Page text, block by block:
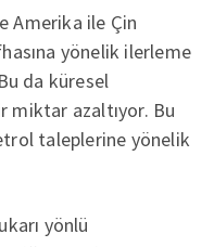
Amerika ile Çin
yönelik ilerleme
da küresel
miktar azaltıyor. Bu
taleplerine yönelik
yönlü